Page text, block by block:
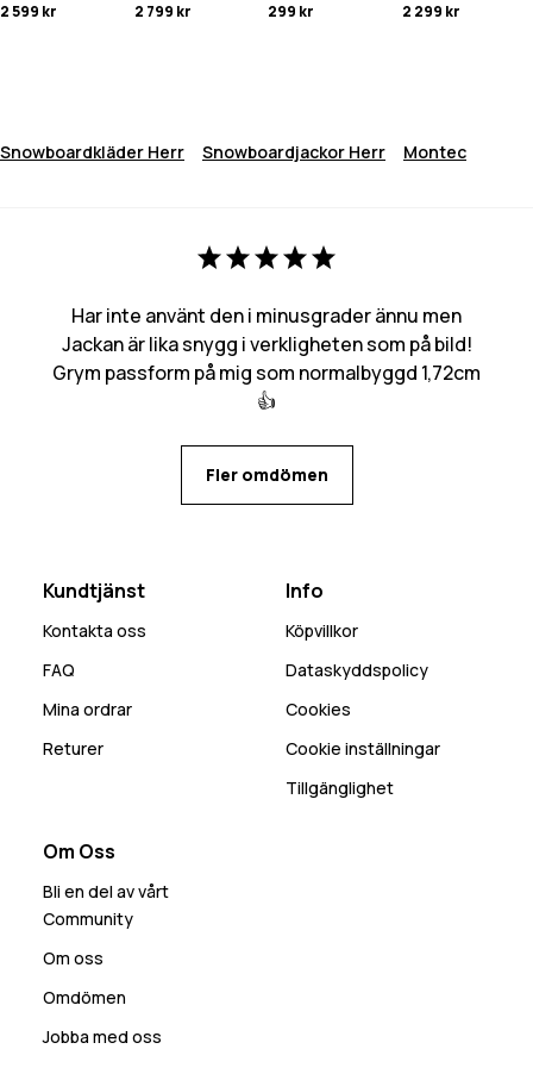
2 599 kr
2 799 kr
299 kr
2 299 kr
Snowboardkläder Herr Snowboardjackor Herr Montec
Har inte använt den i minusgrader ännu men
Jackan är lika snygg i verkligheten som på bild!
Grym passform på mig som normalbyggd 1,72cm
👍
Fler omdömen
Kundtjänst
Kontakta oss
FAQ
Mina ordrar
Returer
Info
Köpvillkor
Dataskyddspolicy
Cookies
Cookie inställningar
Tillgänglighet
Om Oss
Bli en del av vårt
Community
Om oss
Omdömen
Jobba med oss